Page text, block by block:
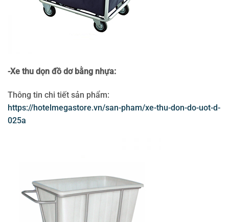
-Xe thu dọn đồ dơ bằng nhựa:
Thông tin chi tiết sản phẩm:
https://hotelmegastore.vn/san-pham/xe-thu-don-do-uot-d-
025a